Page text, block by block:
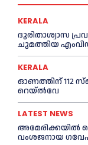
KERALA
ദുരിതാശ്വാസ
ചുമത്തിയ
KERALA
ഓണത്തിന് 112
റെയ്ല്‍വേ
LATEST NEWS
അമേരിക്കയില്‍
വംശജനായ